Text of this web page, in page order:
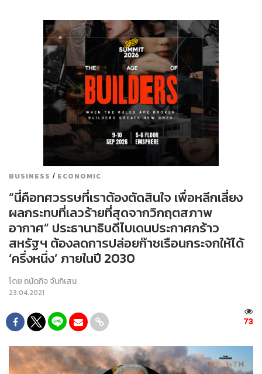
BUSINESS / ECONOMIC
“นี่คือทศวรรษที่เราต้องตัดสินใจ เพื่อหลีกเลี่ยง
ผลกระทบที่เลวร้ายที่สุดจากวิกฤตสภาพ
อากาศ” ประธานาธิบดีไบเดนประกาศกร้าว
สหรัฐฯ ต้องลดการปล่อยก๊าซเรือนกระจกให้ได้
‘ครึ่งหนึ่ง’ ภายในปี 2030
โดยถนัดกิจ จันกิเสน
23.04.2021
73